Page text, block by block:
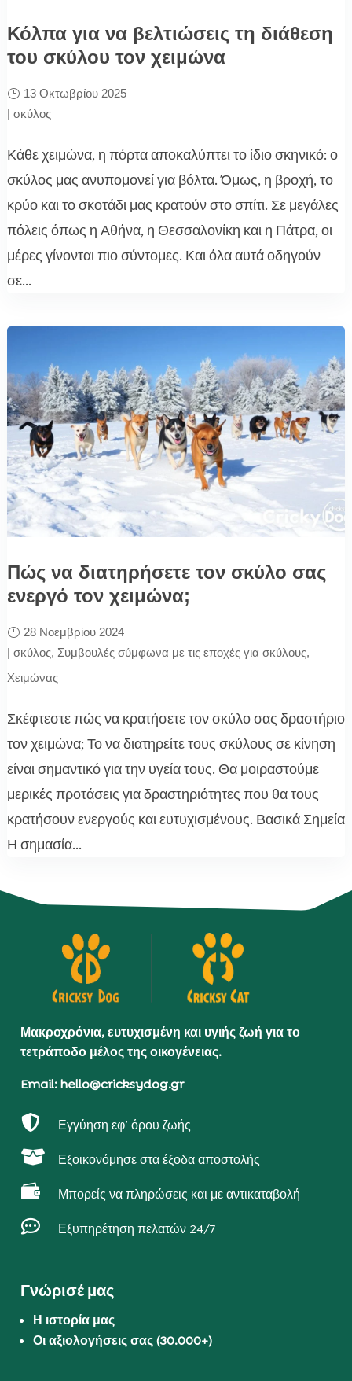
Κόλπα για να βελτιώσεις τη διάθεση
του σκύλου τον χειμώνα
13 Οκτωβρίου 2025
| σκύλος
Κάθε χειμώνα, η πόρτα αποκαλύπτει το ίδιο σκηνικό: ο
σκύλος μας ανυπομονεί για βόλτα. Όμως, η βροχή, το
κρύο και το σκοτάδι μας κρατούν στο σπίτι. Σε μεγάλες
πόλεις όπως η Αθήνα, η Θεσσαλονίκη και η Πάτρα, οι
μέρες γίνονται πιο σύντομες. Και όλα αυτά οδηγούν
σε...
Πώς να διατηρήσετε τον σκύλο σας
ενεργό τον χειμώνα;
28 Νοεμβρίου 2024
| σκύλος, Συμβουλές σύμφωνα με τις εποχές για σκύλους,
Χειμώνας
Σκέφτεστε πώς να κρατήσετε τον σκύλο σας δραστήριο
τον χειμώνα; Το να διατηρείτε τους σκύλους σε κίνηση
είναι σημαντικό για την υγεία τους. Θα μοιραστούμε
μερικές προτάσεις για δραστηριότητες που θα τους
κρατήσουν ενεργούς και ευτυχισμένους. Βασικά Σημεία
Η σημασία...
Μακροχρόνια, ευτυχισμένη και υγιής ζωή για το
τετράποδο μέλος της οικογένειας.
Email: hello@cricksydog.gr
 Εγγύηση εφ’ όρου ζωής
 Εξοικονόμησε στα έξοδα αποστολής
 Μπορείς να πληρώσεις και με αντικαταβολή
 Εξυπηρέτηση πελατών 24/7
Γνώρισέ μας
Η ιστορία μας
Οι αξιολογήσεις σας (30.000+)